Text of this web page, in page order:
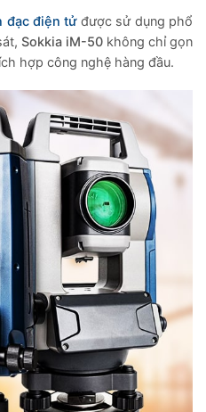
đạc điện tử được sử dụng phổ
Sokkia iM-50 không chỉ gọn
hợp công nghệ hàng đầu.